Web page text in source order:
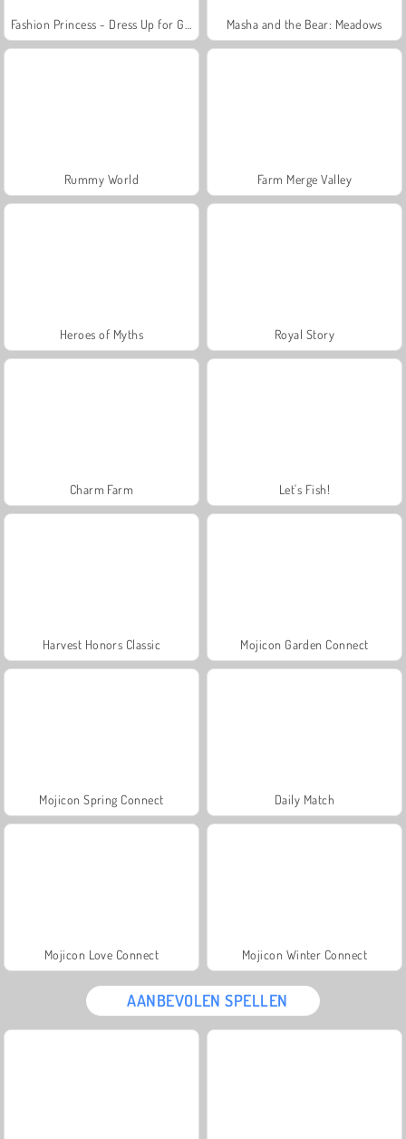
Masha and the Bear: Meadows
Rummy World Farm Merge Valley
Heroes of Myths Royal Story
Charm Farm Let's Fish!
Harvest Honors Classic Mojicon Garden Connect
Mojicon Spring Connect Daily Match
Mojicon Love Connect Mojicon Winter Connect
AANBEVOLEN SPELLEN